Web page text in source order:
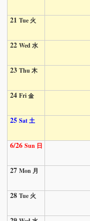
21 Tue 火
22 Wed 水
23 Thu 木
24 Fri 金
25 Sat 土
6/26 Sun 日
27 Mon 月
28 Tue 火